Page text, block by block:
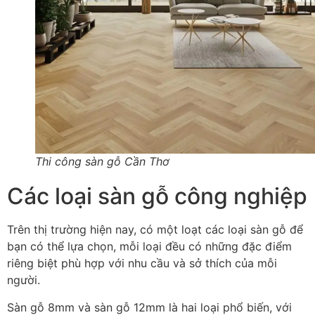
Thi công sàn gỗ Cần Thơ
Các loại sàn gỗ công nghiệp
Trên thị trường hiện nay, có một loạt các loại sàn gỗ để
bạn có thể lựa chọn, mỗi loại đều có những đặc điểm
riêng biệt phù hợp với nhu cầu và sở thích của mỗi
người.
Sàn gỗ 8mm và sàn gỗ 12mm là hai loại phổ biến, với